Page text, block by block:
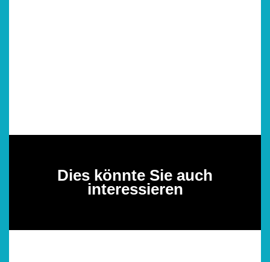
Dies könnte Sie auch
interessieren